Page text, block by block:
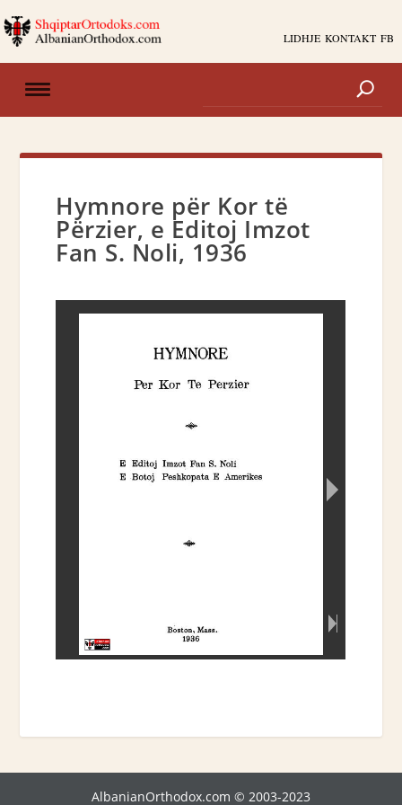
LIDHJE KONTAKT FB
Hymnore për Kor të
Përzier, e Editoj Imzot
Fan S. Noli, 1936
AlbanianOrthodox.com © 2003-2023